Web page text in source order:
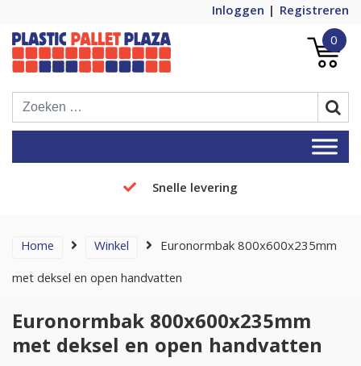
Inloggen
Registreren
Plastic Pallet Plaza
Plastic Pallets Plaza, de nummer 1 in
Europa!
0
Snelle levering
Home Winkel
Euronormbak 800x600x235mm
met deksel en open handvatten
Euronormbak 800x600x235mm
met deksel en open handvatten